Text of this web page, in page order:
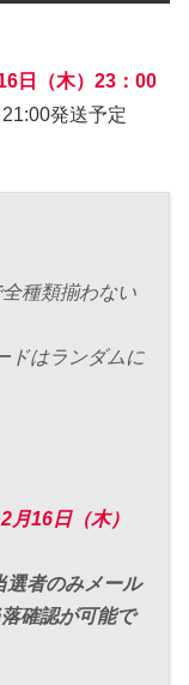
日（木）23：00
発送予定
種類揃わない
はランダムに
16日（木）
選者のみメール
確認が可能で